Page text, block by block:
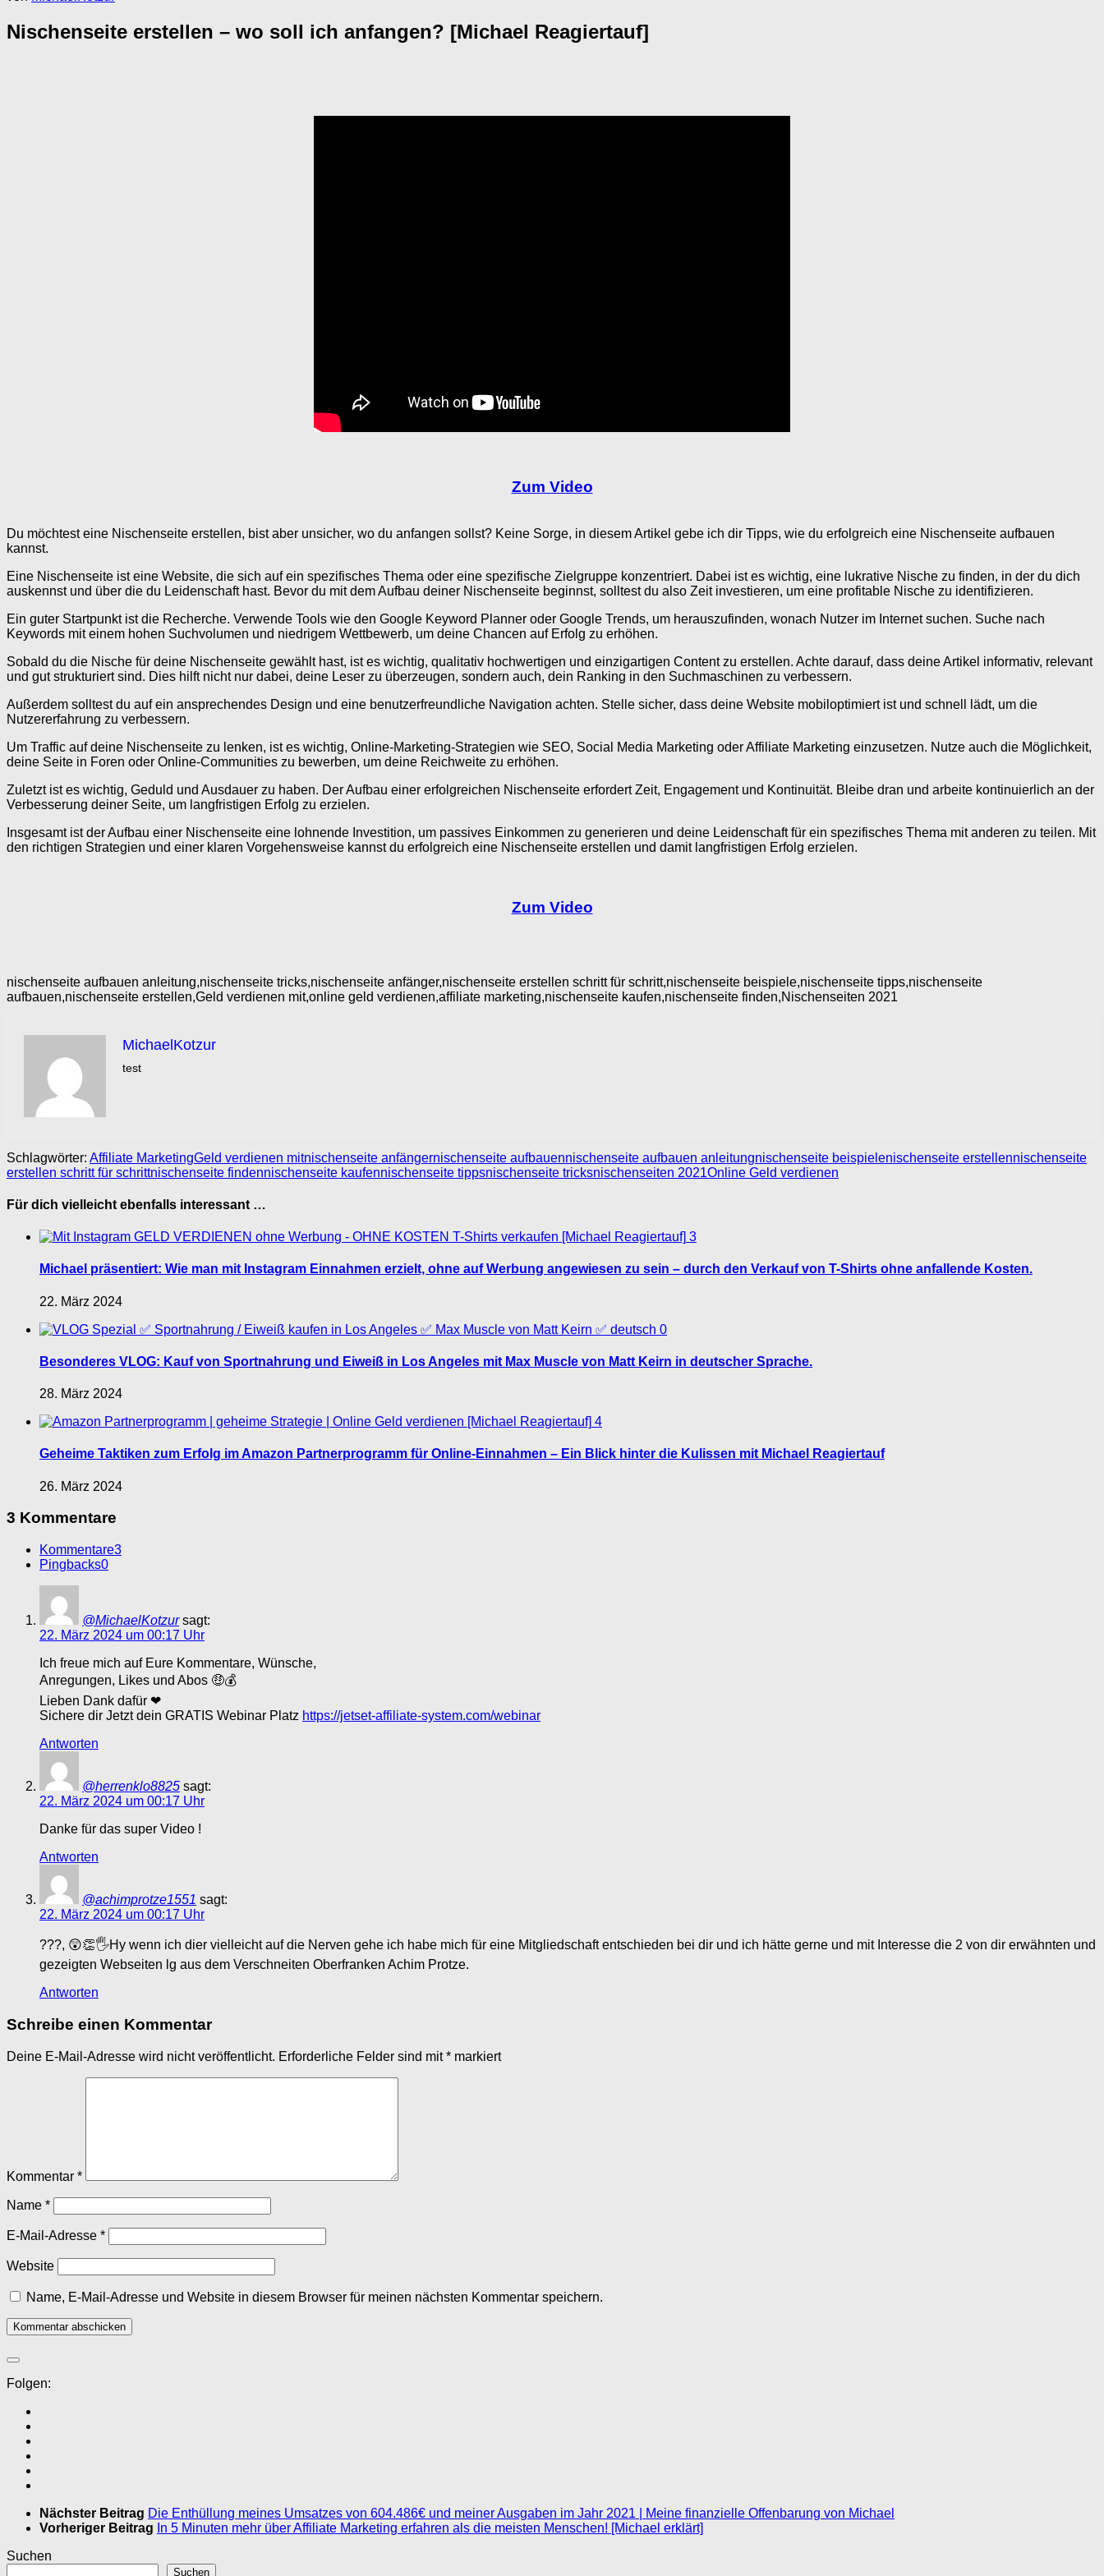
Nischenseite erstellen – wo soll ich anfangen? [Michael Reagiertauf]
Zum Video
Du möchtest eine Nischenseite erstellen, bist aber unsicher, wo du anfangen sollst? Keine Sorge, in diesem Artikel gebe ich dir Tipps, wie du erfolgreich eine Nischenseite aufbauen
kannst.
Eine Nischenseite ist eine Website, die sich auf ein spezifisches Thema oder eine spezifische Zielgruppe konzentriert. Dabei ist es wichtig, eine lukrative Nische zu finden, in der du dich
auskennst und über die du Leidenschaft hast. Bevor du mit dem Aufbau deiner Nischenseite beginnst, solltest du also Zeit investieren, um eine profitable Nische zu identifizieren.
Ein guter Startpunkt ist die Recherche. Verwende Tools wie den Google Keyword Planner oder Google Trends, um herauszufinden, wonach Nutzer im Internet suchen. Suche nach
Keywords mit einem hohen Suchvolumen und niedrigem Wettbewerb, um deine Chancen auf Erfolg zu erhöhen.
Sobald du die Nische für deine Nischenseite gewählt hast, ist es wichtig, qualitativ hochwertigen und einzigartigen Content zu erstellen. Achte darauf, dass deine Artikel informativ, relevant
und gut strukturiert sind. Dies hilft nicht nur dabei, deine Leser zu überzeugen, sondern auch, dein Ranking in den Suchmaschinen zu verbessern.
Außerdem solltest du auf ein ansprechendes Design und eine benutzerfreundliche Navigation achten. Stelle sicher, dass deine Website mobiloptimiert ist und schnell lädt, um die
Nutzererfahrung zu verbessern.
Um Traffic auf deine Nischenseite zu lenken, ist es wichtig, Online-Marketing-Strategien wie SEO, Social Media Marketing oder Affiliate Marketing einzusetzen. Nutze auch die Möglichkeit,
deine Seite in Foren oder Online-Communities zu bewerben, um deine Reichweite zu erhöhen.
Zuletzt ist es wichtig, Geduld und Ausdauer zu haben. Der Aufbau einer erfolgreichen Nischenseite erfordert Zeit, Engagement und Kontinuität. Bleibe dran und arbeite kontinuierlich an der
Verbesserung deiner Seite, um langfristigen Erfolg zu erzielen.
Insgesamt ist der Aufbau einer Nischenseite eine lohnende Investition, um passives Einkommen zu generieren und deine Leidenschaft für ein spezifisches Thema mit anderen zu teilen. Mit
den richtigen Strategien und einer klaren Vorgehensweise kannst du erfolgreich eine Nischenseite erstellen und damit langfristigen Erfolg erzielen.
Zum Video
nischenseite aufbauen anleitung,nischenseite tricks,nischenseite anfänger,nischenseite erstellen schritt für schritt,nischenseite beispiele,nischenseite tipps,nischenseite
aufbauen,nischenseite erstellen,Geld verdienen mit,online geld verdienen,affiliate marketing,nischenseite kaufen,nischenseite finden,Nischenseiten 2021
MichaelKotzur
test
Schlagwörter: Affiliate MarketingGeld verdienen mitnischenseite anfängernischenseite aufbauennischenseite aufbauen anleitungnischenseite beispielenischenseite erstellennischenseite
erstellen schritt für schrittnischenseite findennischenseite kaufennischenseite tippsnischenseite tricksnischenseiten 2021Online Geld verdienen
Für dich vielleicht ebenfalls interessant …
3
Michael präsentiert: Wie man mit Instagram Einnahmen erzielt, ohne auf Werbung angewiesen zu sein – durch den Verkauf von T-Shirts ohne anfallende Kosten.
22. März 2024
0
Besonderes VLOG: Kauf von Sportnahrung und Eiweiß in Los Angeles mit Max Muscle von Matt Keirn in deutscher Sprache.
28. März 2024
4
Geheime Taktiken zum Erfolg im Amazon Partnerprogramm für Online-Einnahmen – Ein Blick hinter die Kulissen mit Michael Reagiertauf
26. März 2024
3 Kommentare
Kommentare3
Pingbacks0
@MichaelKotzur sagt:
22. März 2024 um 00:17 Uhr
Ich freue mich auf Eure Kommentare, Wünsche,
Anregungen, Likes und Abos 🤑💰
Lieben Dank dafür ❤
Sichere dir Jetzt dein GRATIS Webinar Platz https://jetset-affiliate-system.com/webinar
Antworten
@herrenklo8825 sagt:
22. März 2024 um 00:17 Uhr
Danke für das super Video !
Antworten
@achimprotze1551 sagt:
22. März 2024 um 00:17 Uhr
???, 😲👏🖐️Hy wenn ich dier vielleicht auf die Nerven gehe ich habe mich für eine Mitgliedschaft entschieden bei dir und ich hätte gerne und mit Interesse die 2 von dir erwähnten und
gezeigten Webseiten lg aus dem Verschneiten Oberfranken Achim Protze.
Antworten
Schreibe einen Kommentar
Deine E-Mail-Adresse wird nicht veröffentlicht. Erforderliche Felder sind mit* markiert
Kommentar *
Name *
E-Mail-Adresse *
Website
Name, E-Mail-Adresse und Website in diesem Browser für meinen nächsten Kommentar speichern.
Folgen:
Nächster Beitrag Die Enthüllung meines Umsatzes von 604.486€ und meiner Ausgaben im Jahr 2021 | Meine finanzielle Offenbarung von Michael
Vorheriger Beitrag In 5 Minuten mehr über Affiliate Marketing erfahren als die meisten Menschen! [Michael erklärt]
Suchen
Suchen